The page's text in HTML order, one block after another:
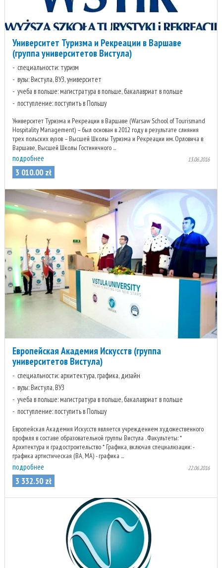
Университет Туризма и Рекреации в Варшаве
(группа университетов Вистула)
специальности: туризм
вузы: Вистула, ВУЗ, университет
учеба в польше: магистратура в польше, бакалавриат в польше
поступление: поступить в Польшу
Университет Туризма и Рекреации в Варшаве (Warsaw School of Tourismand
Hospitality Management) – был основан в 2012 году в результате слияния
трех польских вузов – Высшей Школы Туризма и Рекреации им. Орловича в
Варшаве, Высшей Школы Гостиничного ...
подробнее 13.06.2016
3 010.00 zł
Европейская Академия Искусств (группа
университетов Вистула)
специальности: архитектура, графика, дизайн
вузы: Вистула, ВУЗ
учеба в польше: магистратура в польше, бакалавриат в польше
поступление: поступить в Польшу
Европейская Академия Искусств является учреждением художественного
профиля в составе образовательной группы Вистула . Факультеты: *
Архитектура и градостроительство * Графика, включая специализации: -
графика артистическая (ВА, МА) - графика ...
подробнее 22.06.2016
3 332.50 zł